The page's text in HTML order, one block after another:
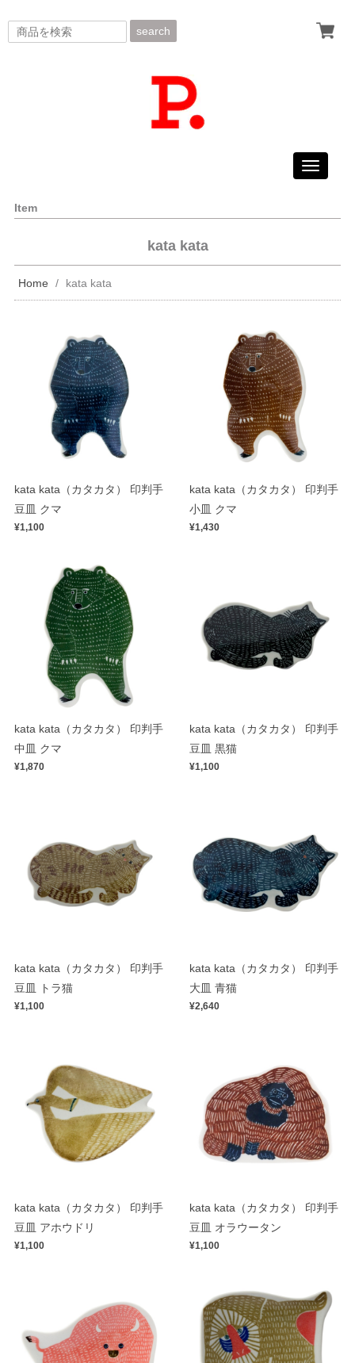
search
Toggle
Item
kata kata
Home kata kata
kata kata（カタカタ） 印判手
豆皿 クマ
¥1,100
kata kata（カタカタ） 印判手
小皿 クマ
¥1,430
kata kata（カタカタ） 印判手
中皿 クマ
¥1,870
kata kata（カタカタ） 印判手
豆皿 黒猫
¥1,100
kata kata（カタカタ） 印判手
豆皿 トラ猫
¥1,100
kata kata（カタカタ） 印判手
大皿 青猫
¥2,640
kata kata（カタカタ） 印判手
豆皿 アホウドリ
¥1,100
kata kata（カタカタ） 印判手
豆皿 オラウータン
¥1,100